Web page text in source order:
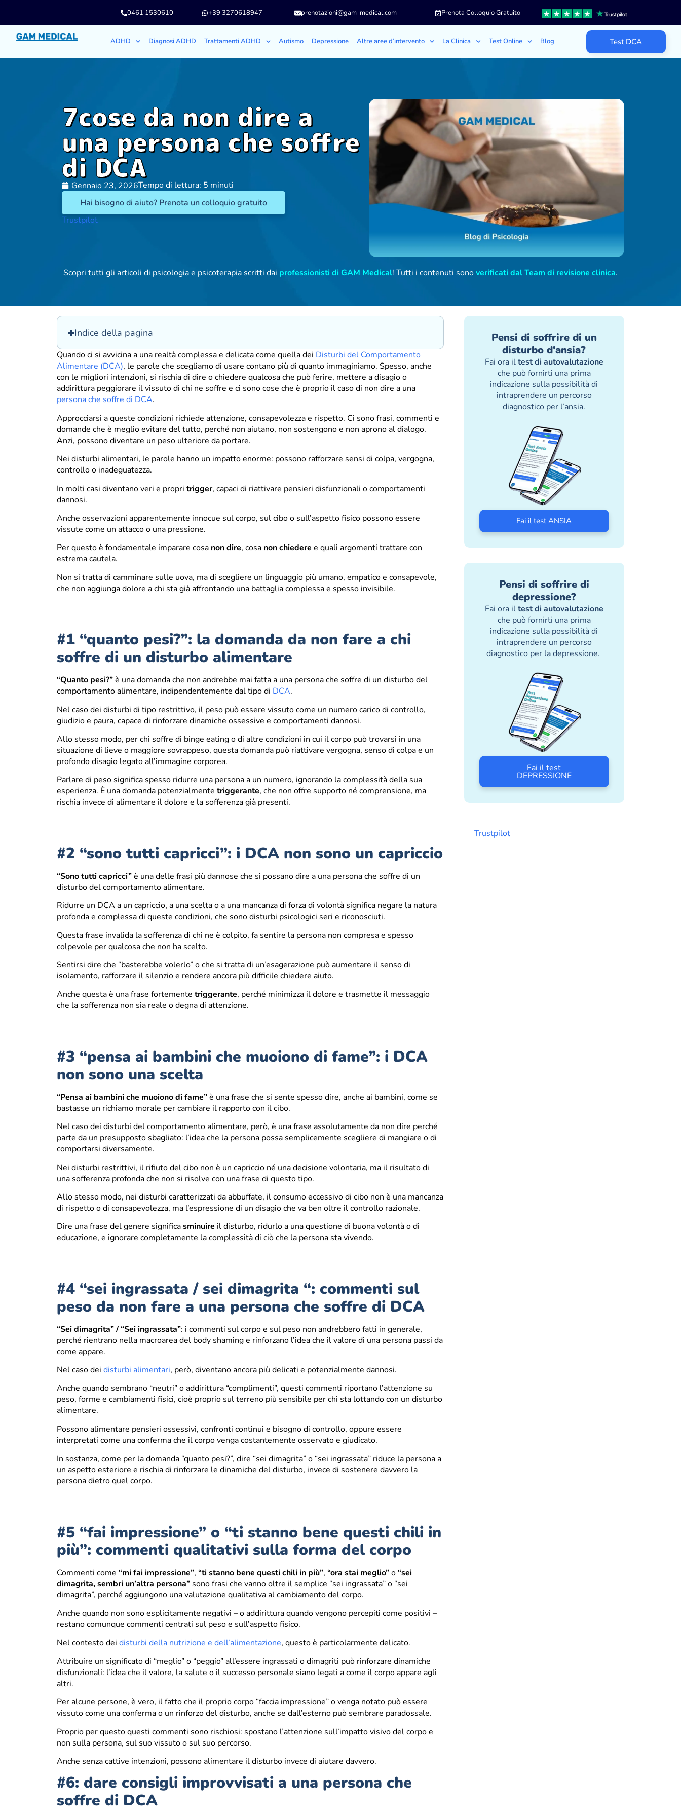
0461 1530610 +39 3270618947 prenotazioni@gam-medical.com Prenota Colloquio Gratuito
ADHD Diagnosi ADHD Trattamenti ADHD Autismo Depressione Altre aree d’intervento La Clinica Test Online Blog Test DCA
7cose da non dire a
una persona che soffre
di DCA
Gennaio 23, 2026Tempo di lettura: 5 minuti
Hai bisogno di aiuto? Prenota un colloquio gratuito
Trustpilot
Scopri tutti gli articoli di psicologia e psicoterapia scritti dai professionisti di GAM Medical! Tutti i contenuti sonoverificati dal Team di revisione clinica.
Indice della pagina
Quando ci si avvicina a una realtà complessa e delicata come quella dei Disturbi del Comportamento
Alimentare (DCA), le parole che scegliamo di usare contano più di quanto immaginiamo. Spesso, anche
con le migliori intenzioni, si rischia di dire o chiedere qualcosa che può ferire, mettere a disagio o
addirittura peggiorare il vissuto di chi ne soffre e ci sono cose che è proprio il caso di non dire a una
persona che soffre di DCA.
Approcciarsi a queste condizioni richiede attenzione, consapevolezza e rispetto. Ci sono frasi, commenti e
domande che è meglio evitare del tutto, perché non aiutano, non sostengono e non aprono al dialogo.
Anzi, possono diventare un peso ulteriore da portare.
Nei disturbi alimentari, le parole hanno un impatto enorme: possono rafforzare sensi di colpa, vergogna,
controllo o inadeguatezza.
In molti casi diventano veri e propri trigger, capaci di riattivare pensieri disfunzionali o comportamenti
dannosi.
Anche osservazioni apparentemente innocue sul corpo, sul cibo o sull’aspetto fisico possono essere
vissute come un attacco o una pressione.
Per questo è fondamentale imparare cosa non dire, cosa non chiedere e quali argomenti trattare con
estrema cautela.
Non si tratta di camminare sulle uova, ma di scegliere un linguaggio più umano, empatico e consapevole,
che non aggiunga dolore a chi sta già affrontando una battaglia complessa e spesso invisibile.
#1 “quanto pesi?”: la domanda da non fare a chi
soffre di un disturbo alimentare
“Quanto pesi?”è una domanda che non andrebbe mai fatta a una persona che soffre di un disturbo del
comportamento alimentare, indipendentemente dal tipo di DCA.
Nel caso dei disturbi di tipo restrittivo, il peso può essere vissuto come un numero carico di controllo,
giudizio e paura, capace di rinforzare dinamiche ossessive e comportamenti dannosi.
Allo stesso modo, per chi soffre di binge eating o di altre condizioni in cui il corpo può trovarsi in una
situazione di lieve o maggiore sovrappeso, questa domanda può riattivare vergogna, senso di colpa e un
profondo disagio legato all’immagine corporea.
Parlare di peso significa spesso ridurre una persona a un numero, ignorando la complessità della sua
esperienza. È una domanda potenzialmente triggerante, che non offre supporto né comprensione, ma
rischia invece di alimentare il dolore e la sofferenza già presenti.
#2 “sono tutti capricci”: i DCA non sono un capriccio
“Sono tutti capricci”è una delle frasi più dannose che si possano dire a una persona che soffre di un
disturbo del comportamento alimentare.
Ridurre un DCA a un capriccio, a una scelta o a una mancanza di forza di volontà significa negare la natura
profonda e complessa di queste condizioni, che sono disturbi psicologici seri e riconosciuti.
Questa frase invalida la sofferenza di chi ne è colpito, fa sentire la persona non compresa e spesso
colpevole per qualcosa che non ha scelto.
Sentirsi dire che “basterebbe volerlo” o che si tratta di un’esagerazione può aumentare il senso di
isolamento, rafforzare il silenzio e rendere ancora più difficile chiedere aiuto.
Anche questa è una frase fortemente triggerante, perché minimizza il dolore e trasmette il messaggio
che la sofferenza non sia reale o degna di attenzione.
#3 “pensa ai bambini che muoiono di fame”: i DCA
non sono una scelta
“Pensa ai bambini che muoiono di fame”è una frase che si sente spesso dire, anche ai bambini, come se
bastasse un richiamo morale per cambiare il rapporto con il cibo.
Nel caso dei disturbi del comportamento alimentare, però, è una frase assolutamente da non dire perché
parte da un presupposto sbagliato: l’idea che la persona possa semplicemente scegliere di mangiare o di
comportarsi diversamente.
Nei disturbi restrittivi, il rifiuto del cibo non è un capriccio né una decisione volontaria, ma il risultato di
una sofferenza profonda che non si risolve con una frase di questo tipo.
Allo stesso modo, nei disturbi caratterizzati da abbuffate, il consumo eccessivo di cibo non è una mancanza
di rispetto o di consapevolezza, ma l’espressione di un disagio che va ben oltre il controllo razionale.
Dire una frase del genere significasminuire il disturbo, ridurlo a una questione di buona volontà o di
educazione, e ignorare completamente la complessità di ciò che la persona sta vivendo.
#4 “sei ingrassata / sei dimagrita “: commenti sul
peso da non fare a una persona che soffre di DCA
“Sei dimagrita” / “Sei ingrassata”: i commenti sul corpo e sul peso non andrebbero fatti in generale,
perché rientrano nella macroarea del body shaming e rinforzano l’idea che il valore di una persona passi da
come appare.
Nel caso dei disturbi alimentari, però, diventano ancora più delicati e potenzialmente dannosi.
Anche quando sembrano “neutri” o addirittura “complimenti”, questi commenti riportano l’attenzione su
peso, forme e cambiamenti fisici, cioè proprio sul terreno più sensibile per chi sta lottando con un disturbo
alimentare.
Possono alimentare pensieri ossessivi, confronti continui e bisogno di controllo, oppure essere
interpretati come una conferma che il corpo venga costantemente osservato e giudicato.
In sostanza, come per la domanda “quanto pesi?”, dire “sei dimagrita” o “sei ingrassata” riduce la persona a
un aspetto esteriore e rischia di rinforzare le dinamiche del disturbo, invece di sostenere davvero la
persona dietro quel corpo.
#5 “fai impressione” o “ti stanno bene questi chili in
più”: commenti qualitativi sulla forma del corpo
Commenti come “mi fai impressione”, “ti stanno bene questi chili in più”, “ora stai meglio”o“sei
dimagrita, sembri un’altra persona” sono frasi che vanno oltre il semplice “sei ingrassata” o “sei
dimagrita”, perché aggiungono una valutazione qualitativa al cambiamento del corpo.
Anche quando non sono esplicitamente negativi – o addirittura quando vengono percepiti come positivi –
restano comunque commenti centrati sul peso e sull’aspetto fisico.
Nel contesto dei disturbi della nutrizione e dell’alimentazione, questo è particolarmente delicato.
Attribuire un significato di “meglio” o “peggio” all’essere ingrassati o dimagriti può rinforzare dinamiche
disfunzionali: l’idea che il valore, la salute o il successo personale siano legati a come il corpo appare agli
altri.
Per alcune persone, è vero, il fatto che il proprio corpo “faccia impressione” o venga notato può essere
vissuto come una conferma o un rinforzo del disturbo, anche se dall’esterno può sembrare paradossale.
Proprio per questo questi commenti sono rischiosi: spostano l’attenzione sull’impatto visivo del corpo e
non sulla persona, sul suo vissuto o sul suo percorso.
Anche senza cattive intenzioni, possono alimentare il disturbo invece di aiutare davvero.
#6: dare consigli improvvisati a una persona che
soffre di DCA
Pensi di soffrire di un
disturbo d'ansia?
Fai ora iltest di autovalutazione
che può fornirti una prima
indicazione sulla possibilità di
intraprendere un percorso
diagnostico per l’ansia.
Fai il test ANSIA
Pensi di soffrire di
depressione?
Fai ora iltest di autovalutazione
che può fornirti una prima
indicazione sulla possibilità di
intraprendere un percorso
diagnostico per la depressione.
Fai il test
DEPRESSIONE
Trustpilot